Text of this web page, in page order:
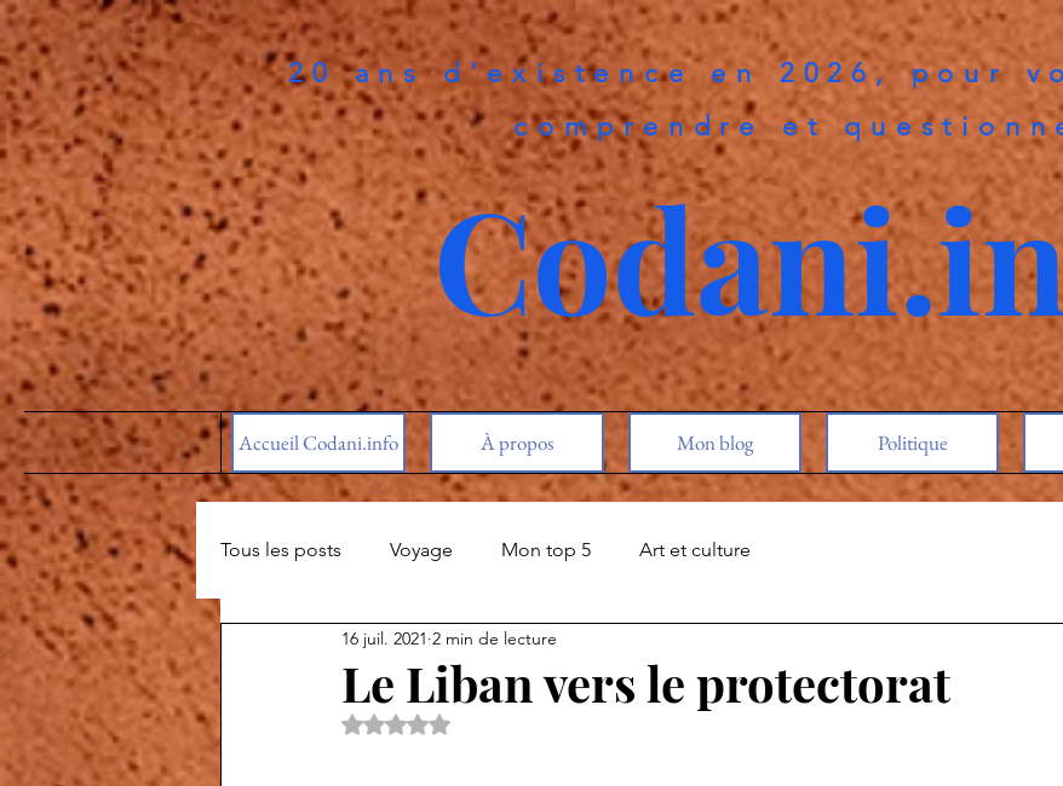
20 ans d'existence en 2026, pour
comprendre et
Accueil Codani.info À propos Mon blog Politique
Tous les posts Voyage Mon top 5 Art et culture
Le Liban vers le protectorat
16 juil. 2021 2 min de lecture
Noté NaN étoiles sur 5.